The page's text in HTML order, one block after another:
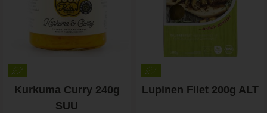
Kurkuma Curry 240g
SUU
Lupinen Filet 200g ALT